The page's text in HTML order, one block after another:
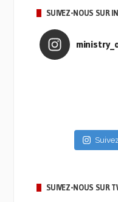
SUIVEZ-NOUS SUR
SUIVEZ-NOUS SUR